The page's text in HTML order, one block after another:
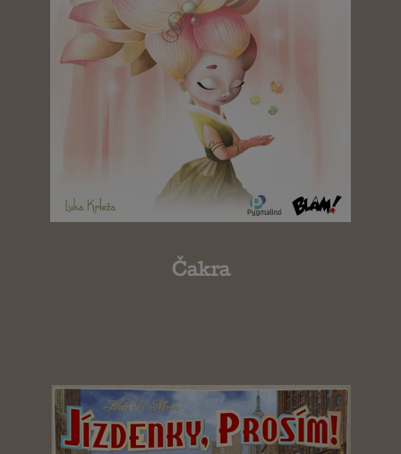
Čakra